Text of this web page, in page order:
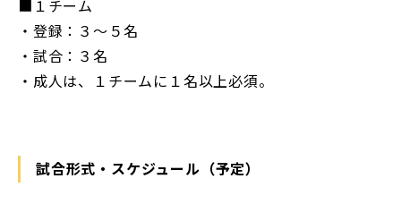
■１チーム
・登録：３～５名
・試合：３名
・成人は、１チームに１名以上必須。
試合形式・スケジュール（予定）